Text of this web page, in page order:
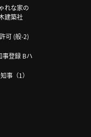
れな家の
建築社
可 (般-2)
事登録 Bハ
事（1）